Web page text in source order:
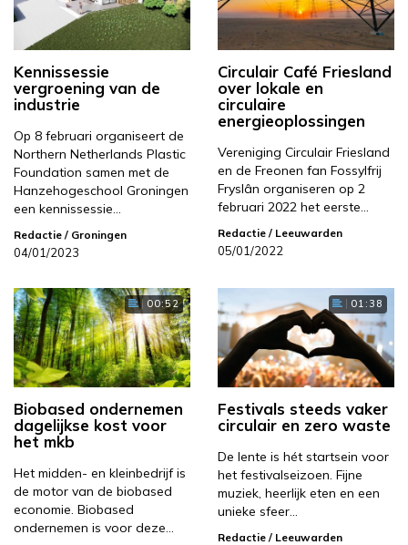
Kennissessie
vergroening van de
industrie
Op 8 februari organiseert de
Northern Netherlands Plastic
Foundation samen met de
Hanzehogeschool Groningen
een kennissessie…
Redactie / Groningen
04/01/2023
Circulair Café Friesland
over lokale en
circulaire
energieoplossingen
Vereniging Circulair Friesland
en de Freonen fan Fossylfrij
Fryslân organiseren op 2
februari 2022 het eerste…
Redactie / Leeuwarden
05/01/2022
00:52
Biobased ondernemen
dagelijkse kost voor
het mkb
Het midden- en kleinbedrijf is
de motor van de biobased
economie. Biobased
ondernemen is voor deze…
01:38
Festivals steeds vaker
circulair en zero waste
De lente is hét startsein voor
het festivalseizoen. Fijne
muziek, heerlijk eten en een
unieke sfeer…
Redactie / Leeuwarden